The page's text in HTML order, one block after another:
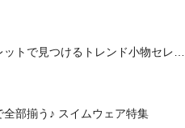
トで見つけるトレンド小物セレク
部揃う♪ スイムウェア特集